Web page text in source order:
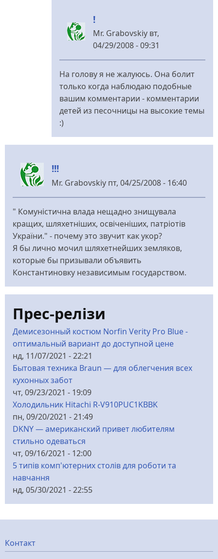
Grabovskiy
!
Mr. Grabovskiy вт,
04/29/2008 - 09:31
У
до
лечи
(не
На голову я не жалуюсь. Она болит
только когда наблюдаю подобные
вашим комментарии - комментарии
детей из песочницы на высокие темы
:)
!!!
Mr. Grabovskiy пт, 04/25/2008 - 16:40
" Комуністична влада нещадно знищувала
кращих, шляхетніших, освіченіших, патріотів
України." - почему это звучит как укор?
Я бы лично мочил шляхетнейших земляков,
которые бы призывали объявить
Константиновку независимым государством.
Прес-релізи
Демисезонный костюм Norfin Verity Pro Blue -
оптимальный вариант до доступной цене
нд, 11/07/2021 - 22:21
Бытовая техника Braun — для облегчения всех
кухонных забот
чт, 09/23/2021 - 19:09
Холодильник Hitachi R-V910PUC1KBBK
пн, 09/20/2021 - 21:49
DKNY — американский привет любителям
стильно одеваться
чт, 09/16/2021 - 12:00
5 типів комп'ютерних столів для роботи та
навчання
нд, 05/30/2021 - 22:55
Меню
Контакт